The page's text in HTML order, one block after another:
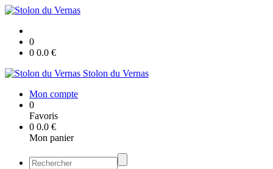
0
0 0.0 €
Stolon du Vernas
Mon compte
0
Favoris
0 0.0 €
Mon panier